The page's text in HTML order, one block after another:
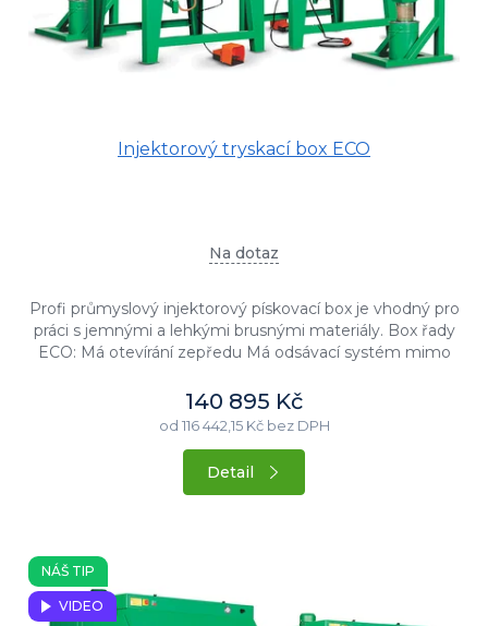
Injektorový tryskací box ECO
Na dotaz
Profi průmyslový injektorový pískovací box je vhodný pro
práci s jemnými a lehkými brusnými materiály. Box řady
ECO: Má otevírání zepředu Má odsávací systém mimo
140 895 Kč
od 116 442,15 Kč bez DPH
Detail
NÁŠ TIP
VIDEO